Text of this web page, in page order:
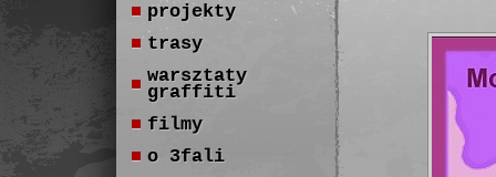
projekty
trasy
warsztaty
graffiti
filmy
o 3fali